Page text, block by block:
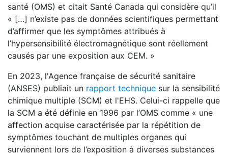
santé (OMS) et citait Santé Canada qui considère qu’il
« […] n’existe pas de données scientifiques permettant
d’affirmer que les symptômes attribués à
l’hypersensibilité électromagnétique sont réellement
causés par une exposition aux CEM. »
En 2023, l'Agence française de sécurité sanitaire
(ANSES) publiait un rapport technique sur la sensibilité
chimique multiple (SCM) et l'EHS. Celui-ci rappelle que
la SCM a été définie en 1996 par l’OMS comme « une
affection acquise caractérisée par la répétition de
symptômes touchant de multiples organes qui
surviennent lors de l’exposition à diverses substances